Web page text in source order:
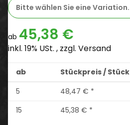
Bitte wählen Sie eine Variation.
ab 45,38 €
inkl. 19% USt. , zzgl. Versand
ab
Stückpreis / Stück
5
48,47 € *
15
45,38 € *